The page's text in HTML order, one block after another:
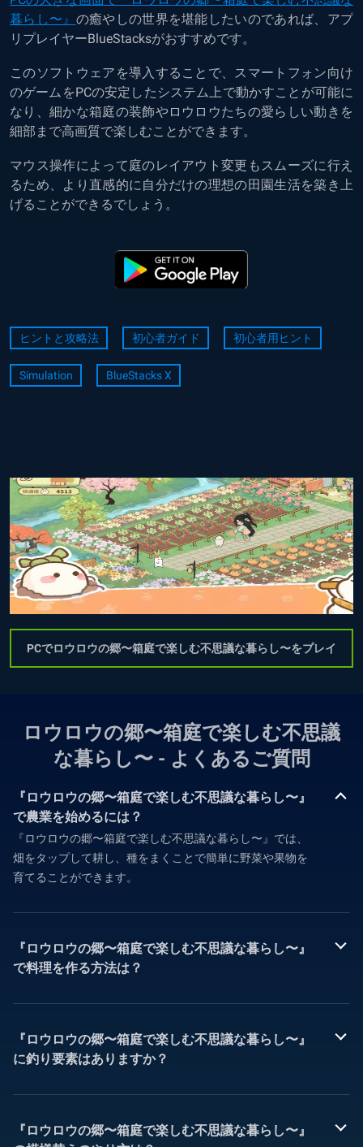
暮らし〜』 の癒やしの世界を堪能したいのであれば、アプ
リプレイヤーBlueStacksがおすすめです。
このソフトウェアを導入することで、スマートフォン向け
のゲームをPCの安定したシステム上で動かすことが可能に
なり、細かな箱庭の装飾やロウロウたちの愛らしい動きを
細部まで高画質で楽しむことができます。
マウス操作によって庭のレイアウト変更もスムーズに行え
るため、より直感的に自分だけの理想の田園生活を築き上
げることができるでしょう。
ヒントと攻略法 初心者ガイド 初心者用ヒント
Simulation BlueStacks X
PCでロウロウの郷〜箱庭で楽しむ不思議な暮らし〜をプレイ
ロウロウの郷〜箱庭で楽しむ不思議
な暮らし〜 - よくあるご質問
『ロウロウの郷〜箱庭で楽しむ不思議な暮らし〜』
で農業を始めるには？
『ロウロウの郷〜箱庭で楽しむ不思議な暮らし〜』では、
畑をタップして耕し、種をまくことで簡単に野菜や果物を
育てることができます。
『ロウロウの郷〜箱庭で楽しむ不思議な暮らし〜』
で料理を作る方法は？
『ロウロウの郷〜箱庭で楽しむ不思議な暮らし〜』
に釣り要素はありますか？
『ロウロウの郷〜箱庭で楽しむ不思議な暮らし〜』